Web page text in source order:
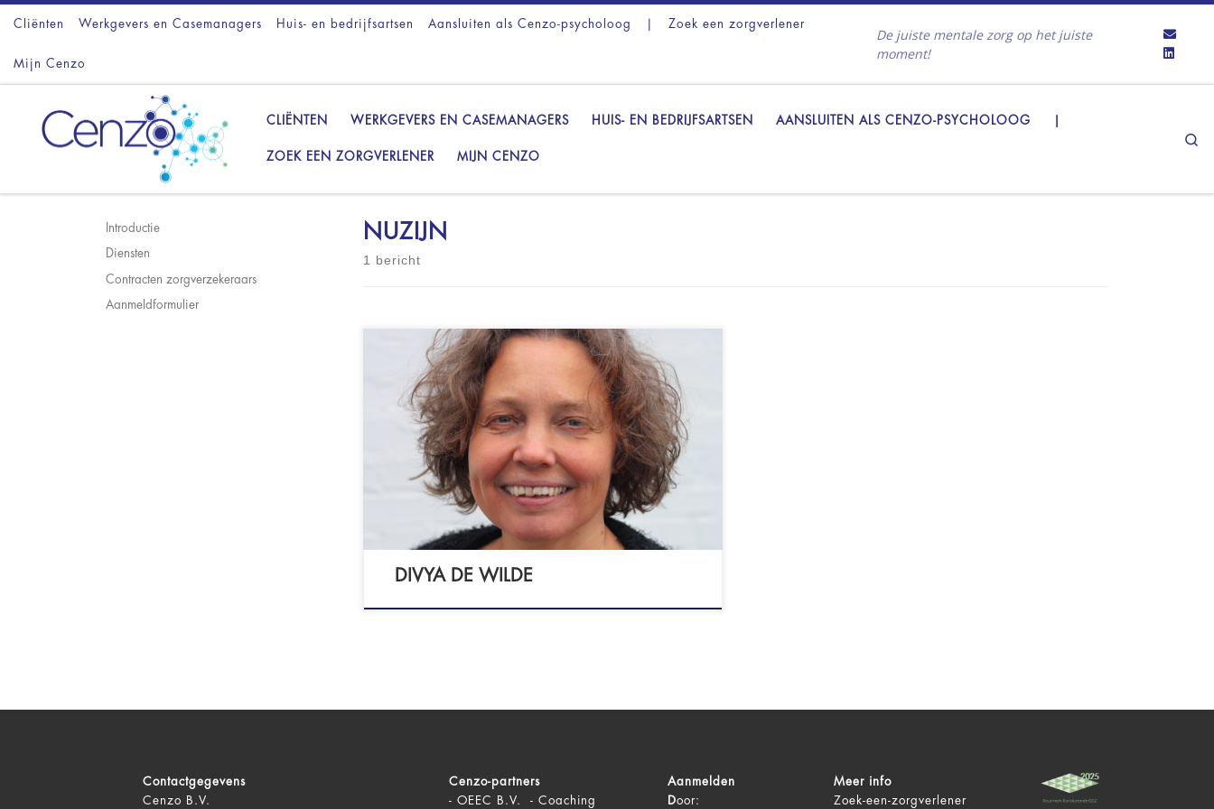
Ga naar inhoud
Cliënten Werkgevers en Casemanagers Huis- en bedrijfsartsen Aansluiten als Cenzo-psycholoog Zoek een zorgverlener
Mijn Cenzo
De juiste mentale zorg op het juiste
moment!
CLIËNTEN WERKGEVERS EN CASEMANAGERS HUIS- EN BEDRIJFSARTSEN AANSLUITEN ALS CENZO-PSYCHOLOOG
ZOEK EEN ZORGVERLENER MIJN CENZO
NUZIJN
1 bericht
NUZIJN Koningsmantel 46 9404 ML ASSEN
Kochstraat 1-4 9728 KA GRONINGEN Ook
videobellen mogelijk - GZ-psycholoog
(BIG: 49062997925) - lid NIP - lid VGCt
DIVYA DE WILDE
Introductie
Diensten
Contracten zorgverzekeraars
Aanmeldformulier
Contactgegevens
Cenzo B.V.
Cenzo-partners
- OEEC B.V. - Coaching
Aanmelden
Door:
Meer info
Zoek-een-zorgverlener